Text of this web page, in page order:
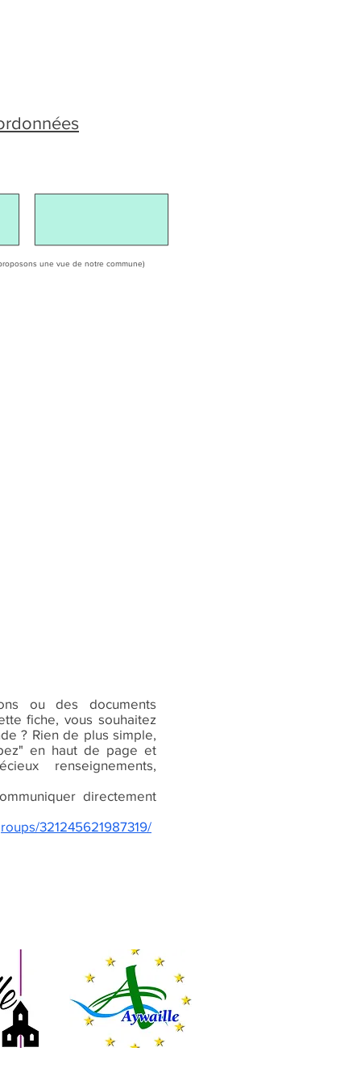
une vue de notre commune)
ou des documents
fiche, vous souhaitez
? Rien de plus simple,
en haut de page et
renseignements,
directement
321245621987319/